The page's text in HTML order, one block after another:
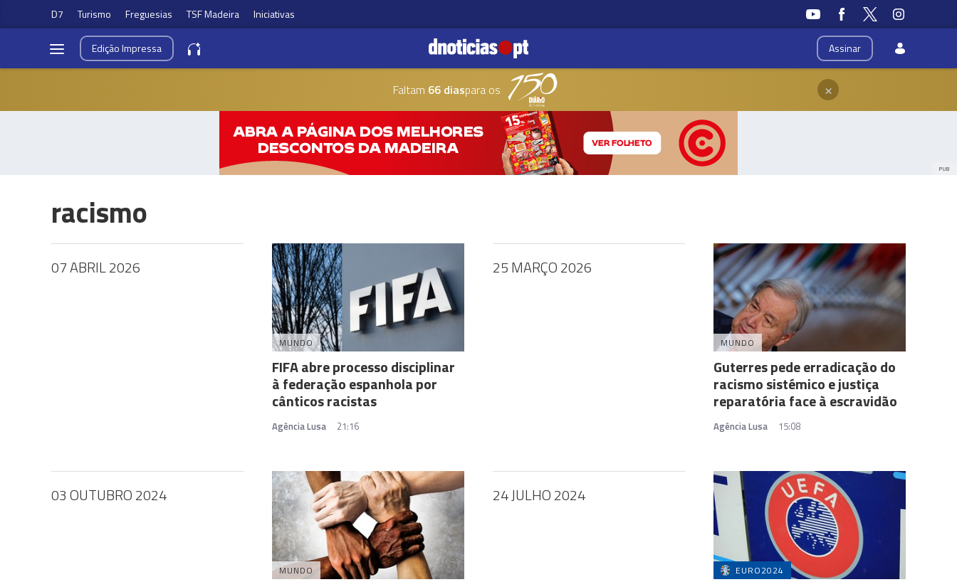
D7 Turismo Freguesias TSF Madeira Iniciativas
Assinar
EdiçãoImpressa
Faltam 66 diaspara os ×
PUB
racismo
07 ABRIL 2026
MUNDO
FIFA abre processo disciplinar
à federação espanhola por
cânticos racistas
Agência Lusa 21:16
25 MARÇO 2026
MUNDO
Guterres pede erradicação do
racismo sistémico e justiça
reparatória face à escravidão
Agência Lusa 15:08
03 OUTUBRO 2024
MUNDO
24 JULHO 2024
EURO2024